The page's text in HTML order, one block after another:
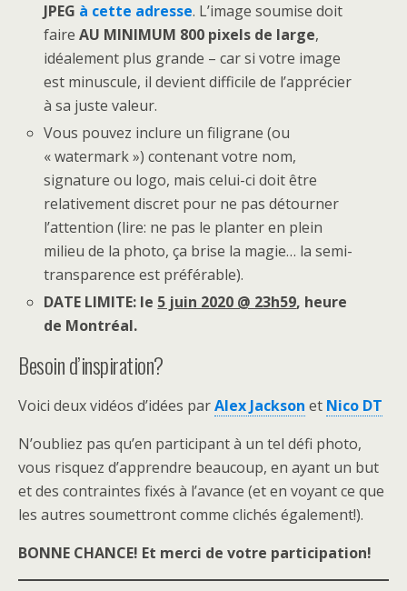
JPEG à cette adresse. L’image soumise doit
faireAU MINIMUM 800 pixels de large,
idéalement plus grande – car si votre image
est minuscule, il devient difficile de l’apprécier
à sa juste valeur.
Vous pouvez inclure un filigrane (ou
« watermark ») contenant votre nom,
signature ou logo, mais celui-ci doit être
relativement discret pour ne pas détourner
l’attention (lire: ne pas le planter en plein
milieu de la photo, ça brise la magie… la semi-
transparence est préférable).
DATE LIMITE: le 5 juin 2020 @ 23h59, heure
de Montréal.
Besoin d’inspiration?
Voici deux vidéos d’idées parAlex Jackson et Nico DT
N’oubliez pas qu’en participant à un tel défi photo,
vous risquez d’apprendre beaucoup, en ayant un but
et des contraintes fixés à l’avance (et en voyant ce que
les autres soumettront comme clichés également!).
BONNE CHANCE! Et merci de votre participation!